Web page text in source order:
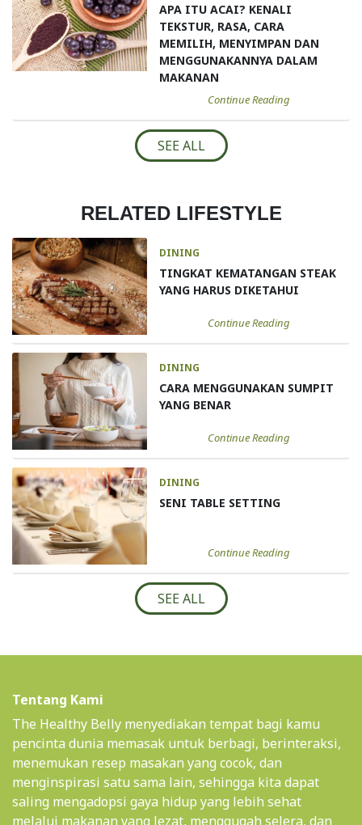
APA ITU ACAI? KENALI
TEKSTUR, RASA, CARA
MEMILIH, MENYIMPAN DAN
MENGGUNAKANNYA DALAM
MAKANAN
Continue Reading
SEE ALL
RELATED LIFESTYLE
DINING
TINGKAT KEMATANGAN STEAK
YANG HARUS DIKETAHUI
Continue Reading
DINING
CARA MENGGUNAKAN SUMPIT
YANG BENAR
Continue Reading
DINING
SENI TABLE SETTING
Continue Reading
SEE ALL
Tentang Kami
The Healthy Belly menyediakan tempat bagi kamu
pencinta dunia memasak untuk berbagi, berinteraksi,
menemukan resep masakan yang cocok, dan
menginspirasi satu sama lain, sehingga kita dapat
saling mengadopsi gaya hidup yang lebih sehat
melalui makanan yang lezat, menggugah selera, dan